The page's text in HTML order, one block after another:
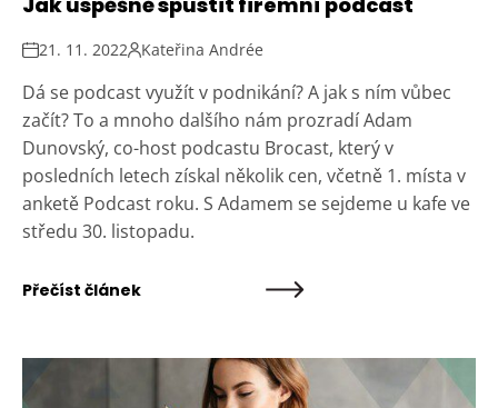
21. 11. 2022 Kateřina Andrée
Dá se podcast využít v podnikání? A jak s ním vůbec
začít? To a mnoho dalšího nám prozradí Adam
Dunovský, co-host podcastu Brocast, který v
posledních letech získal několik cen, včetně 1. místa v
anketě Podcast roku. S Adamem se sejdeme u kafe ve
středu 30. listopadu.
Přečíst článek